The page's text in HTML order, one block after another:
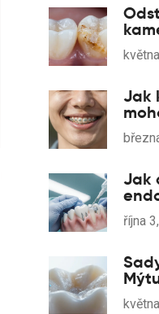
Jak
Jak
října